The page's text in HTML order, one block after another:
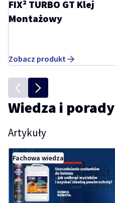
FIX² TURBO GT Klej
Montażowy
Zobacz produkt
Wiedza i porady
Artykuły
Fachowa wiedza